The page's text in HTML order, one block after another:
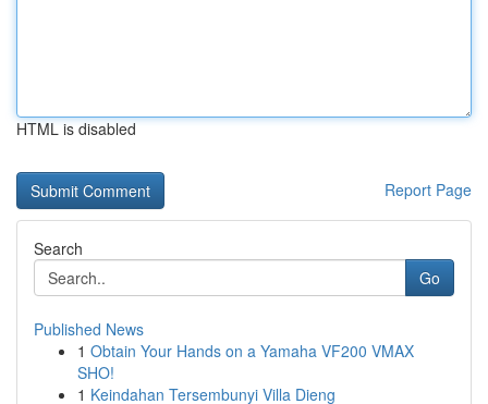
HTML is disabled
Report Page
Search
Go
Published News
1 Obtain Your Hands on a Yamaha VF200 VMAX
SHO!
1 Keindahan Tersembunyi Villa Dieng